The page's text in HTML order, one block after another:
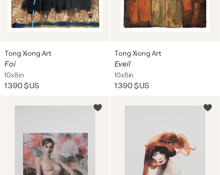
Tong Xiong Art
Foi
10x8in
1 390 $US
Tong Xiong Art
Eveil
10x8in
1 390 $US